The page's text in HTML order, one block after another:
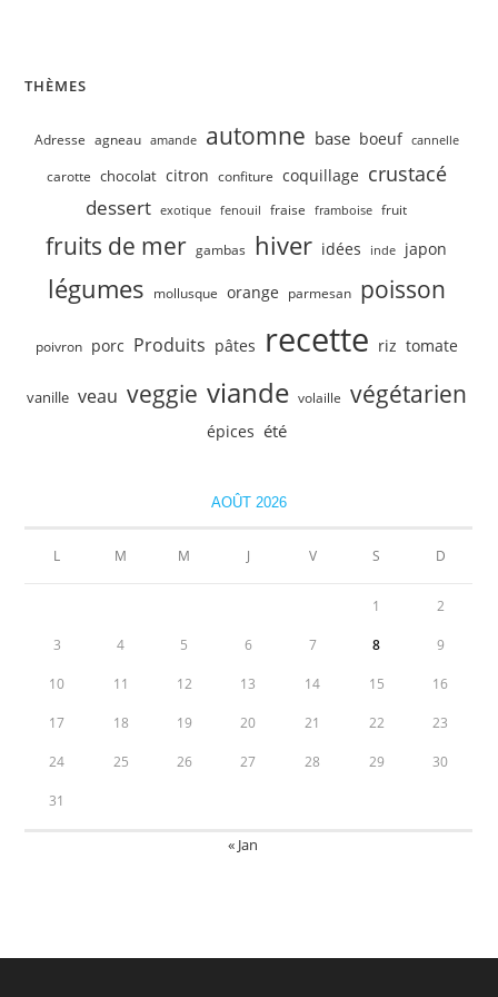
THÈMES
Adresse agneau amande automne base boeuf cannelle
carotte chocolat citron confiture coquillage crustacé
dessert exotique fenouil fraise framboise fruit
fruits de mer gambas hiver idées inde japon
légumes mollusque orange parmesan poisson
poivron porc Produits pâtes recette riz tomate
vanille veau veggie viande volaille végétarien
épices été
AOÛT 2026
L M M J V S D
1 2
3 4 5 6 7 8 9
10 11 12 13 14 15 16
17 18 19 20 21 22 23
24 25 26 27 28 29 30
31
« Jan